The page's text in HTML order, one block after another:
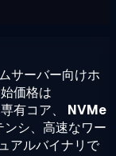
サーバー向けホ
価格は
専有コア、 NVMe
シ、高速なワー
アルバイナリで